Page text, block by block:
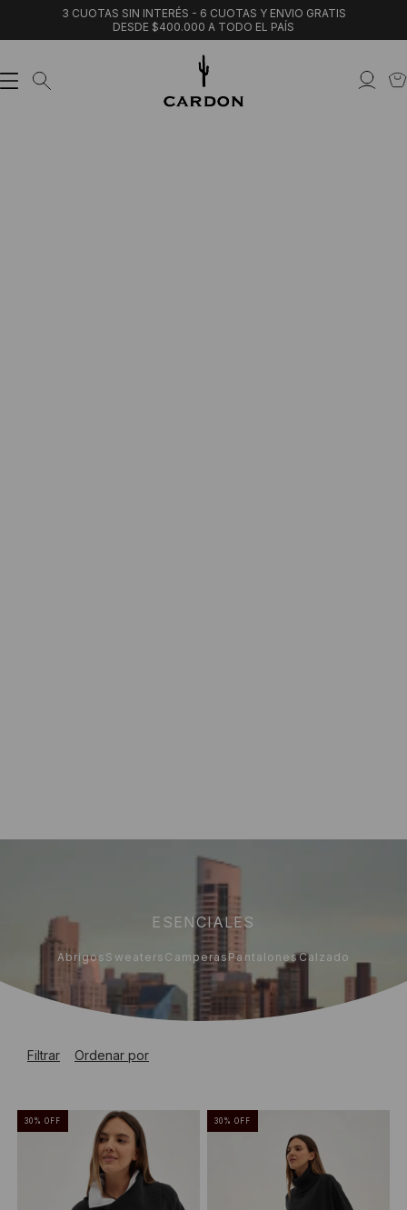
3 CUOTAS SIN INTERÉS - 6 CUOTAS Y ENVIO GRATIS
DESDE $400.000 A TODO EL PAÍS
ESENCIALES
Abrigos Sweaters Camperas PantalonesCalzado
Filtrar Ordenar por
30 % OFF 30 % OFF